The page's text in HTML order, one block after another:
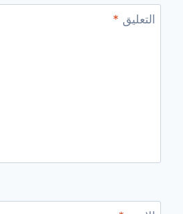
التعليق *